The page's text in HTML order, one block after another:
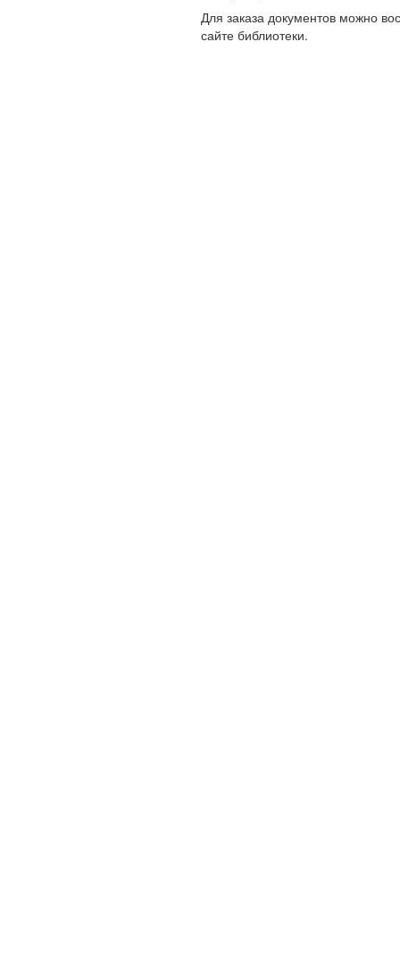
Для заказа документов можно
сайте библиотеки.